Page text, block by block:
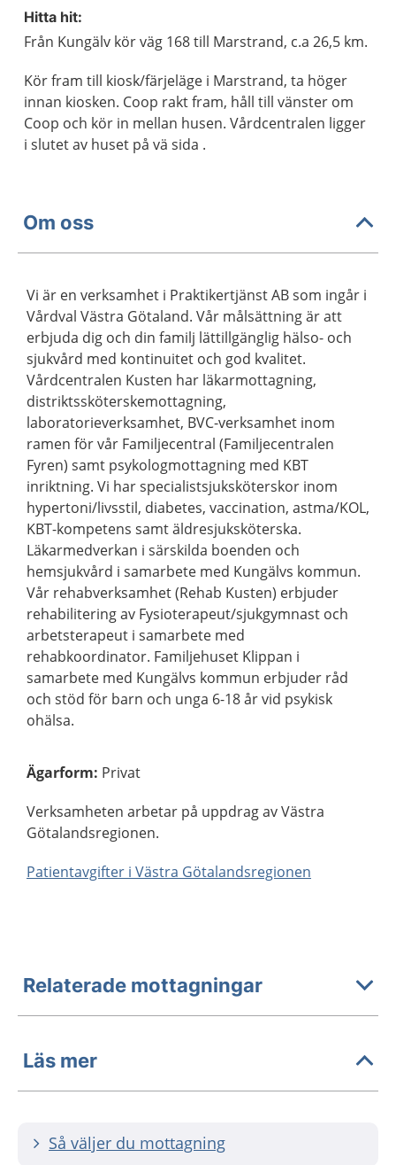
Hitta hit:
Från Kungälv kör väg 168 till Marstrand, c.a 26,5 km.
Kör fram till kiosk/färjeläge i Marstrand, ta höger
innan kiosken. Coop rakt fram, håll till vänster om
Coop och kör in mellan husen. Vårdcentralen ligger
i slutet av huset på vä sida .
Om oss
Vi är en verksamhet i Praktikertjänst AB som ingår i
Vårdval Västra Götaland. Vår målsättning är att
erbjuda dig och din familj lättillgänglig hälso- och
sjukvård med kontinuitet och god kvalitet.
Vårdcentralen Kusten har läkarmottagning,
distriktssköterskemottagning,
laboratorieverksamhet, BVC-verksamhet inom
ramen för vår Familjecentral (Familjecentralen
Fyren) samt psykologmottagning med KBT
inriktning. Vi har specialistsjuksköterskor inom
hypertoni/livsstil, diabetes, vaccination, astma/KOL,
KBT-kompetens samt äldresjuksköterska.
Läkarmedverkan i särskilda boenden och
hemsjukvård i samarbete med Kungälvs kommun.
Vår rehabverksamhet (Rehab Kusten) erbjuder
rehabilitering av Fysioterapeut/sjukgymnast och
arbetsterapeut i samarbete med
rehabkoordinator. Familjehuset Klippan i
samarbete med Kungälvs kommun erbjuder råd
och stöd för barn och unga 6-18 år vid psykisk
ohälsa.
Ägarform: Privat
Verksamheten arbetar på uppdrag av Västra
Götalandsregionen.
Patientavgifter i Västra Götalandsregionen
Relaterade mottagningar
Läs mer
Så väljer du mottagning